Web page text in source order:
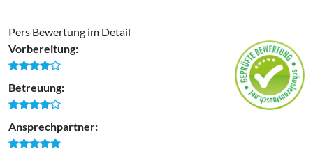
Pers Bewertung im Detail
Vorbereitung:
Betreuung:
Ansprechpartner: